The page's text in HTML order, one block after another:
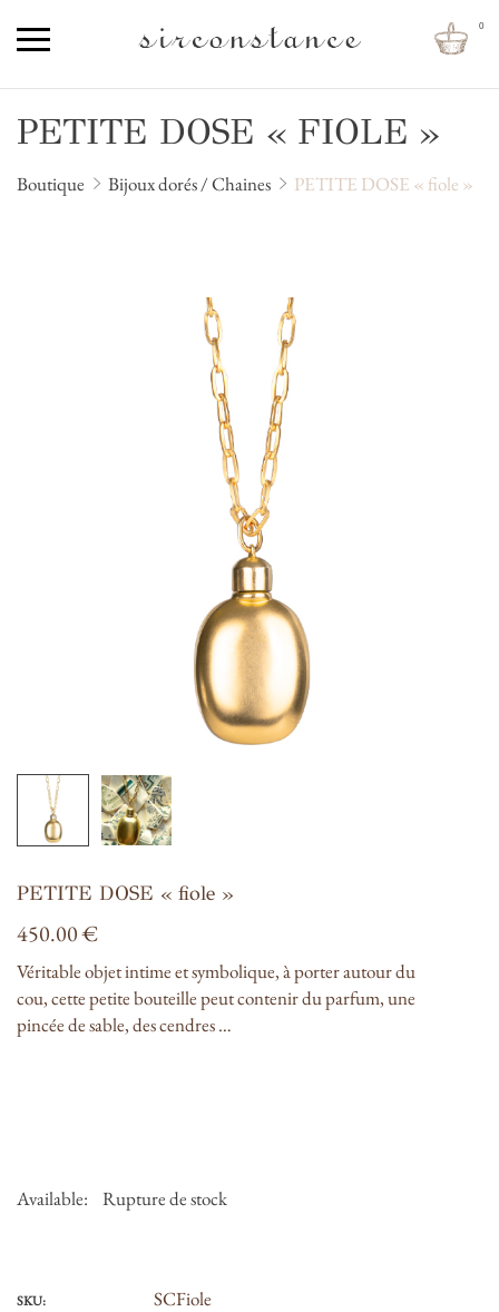
0
PETITE DOSE « FIOLE »
Boutique Bijoux dorés / Chaines PETITE DOSE « fiole »
PETITE DOSE « fiole »
450.00€
Véritable objet intime et symbolique, à porter autour du
cou, cette petite bouteille peut contenir du parfum, une
pincée de sable, des cendres …
Available: Rupture de stock
SKU: SCFiole